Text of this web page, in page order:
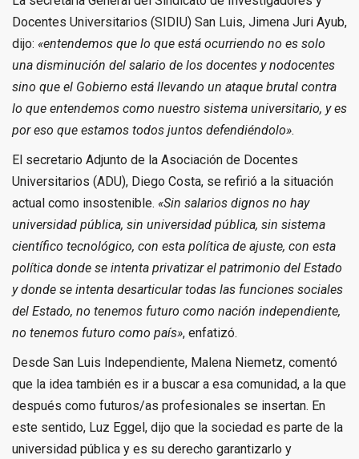
Docentes Universitarios (SIDIU) San Luis, Jimena Juri Ayub,
dijo: «entendemos que lo que está ocurriendo no es solo
una disminución del salario de los docentes y nodocentes
sino que el Gobierno está llevando un ataque brutal contra
lo que entendemos como nuestro sistema universitario, y es
por eso que estamos todos juntos defendiéndolo».
El secretario Adjunto de la Asociación de Docentes
Universitarios (ADU), Diego Costa, se refirió a la situación
actual como insostenible. «Sin salarios dignos no hay
universidad pública, sin universidad pública, sin sistema
científico tecnológico, con esta política de ajuste, con esta
política donde se intenta privatizar el patrimonio del Estado
y donde se intenta desarticular todas las funciones sociales
del Estado, no tenemos futuro como nación independiente,
no tenemos futuro como país», enfatizó.
Desde San Luis Independiente, Malena Niemetz, comentó
que la idea también es ir a buscar a esa comunidad, a la que
después como futuros/as profesionales se insertan. En
este sentido, Luz Eggel, dijo que la sociedad es parte de la
universidad pública y es su derecho garantizarlo y